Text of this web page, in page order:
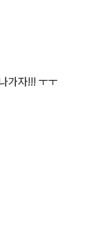
가자!!! ㅜㅜ